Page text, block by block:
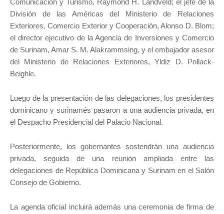
Comunicación y Turismo, Raymond H. Landveld; el jefe de la
División de las Américas del Ministerio de Relaciones
Exteriores, Comercio Exterior y Cooperación, Alonso D. Blom;
el director ejecutivo de la Agencia de Inversiones y Comercio
de Surinam, Amar S. M. Alakrammsing, y el embajador asesor
del Ministerio de Relaciones Exteriores, Yldiz D. Pollack-
Beighle.
Luego de la presentación de las delegaciones, los presidentes
dominicano y surinamés pasaron a una audiencia privada, en
el Despacho Presidencial del Palacio Nacional.
Posteriormente, los gobernantes sostendrán una audiencia
privada, seguida de una reunión ampliada entre las
delegaciones de República Dominicana y Surinam en el Salón
Consejo de Gobierno.
La agenda oficial incluirá además una ceremonia de firma de